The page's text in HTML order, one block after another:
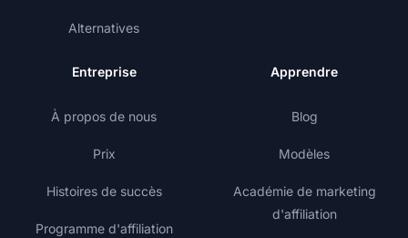
Alternatives
Entreprise
À propos de nous
Prix
Histoires de succès
Programme d'affiliation
Apprendre
Blog
Modèles
Académie de marketing
d'affiliation